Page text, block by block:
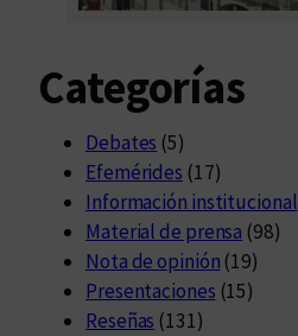
4
Categorías
Debates (5)
Efemérides (17)
Información institucional
Material de prensa (98)
Nota de opinión (19)
Presentaciones (15)
Reseñas (131)